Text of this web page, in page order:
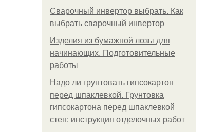
Сварочный инвертор выбрать. Как
выбрать сварочный инвертор
Изделия из бумажной лозы для
начинающих. Подготовительные
работы
Надо ли грунтовать гипсокартон
перед шпаклевкой. Грунтовка
гипсокартона перед шпаклевкой
стен: инструкция отделочных работ